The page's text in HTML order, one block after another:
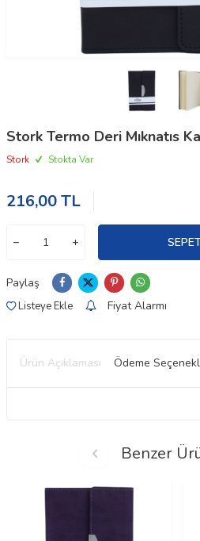
Stork Termo Deri Mıknatıs
Stork Stokta Var
216,00TL
Paylaş
Listeye Ekle Fiyat Alarmı
Ürün Açıklaması Ödeme
Benzer